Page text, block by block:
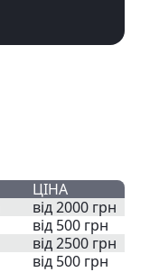
ЦІНА
від 2000 грн
від 500 грн
від 2500 грн
від 500 грн